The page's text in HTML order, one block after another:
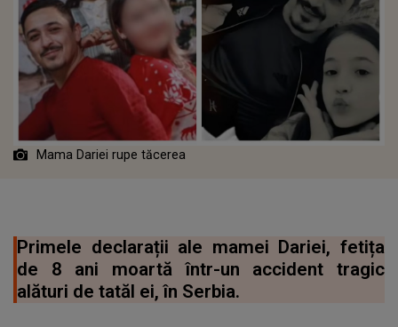
Mama Dariei rupe tăcerea
Primele declarații ale mamei Dariei, fetița
de 8 ani moartă într-un accident tragic
alături de tatăl ei, în Serbia.